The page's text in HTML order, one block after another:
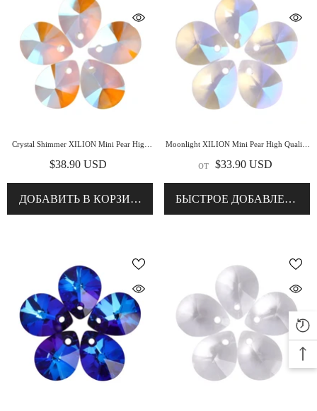
Crystal Shimmer XILION Mini Pear High
$38.90 USD
ДОБАВИТЬ В КОРЗИНУ
Moonlight XILION Mini Pear High Quality
от $33.90 USD
БЫСТРОЕ ДОБАВЛЕНИЕ